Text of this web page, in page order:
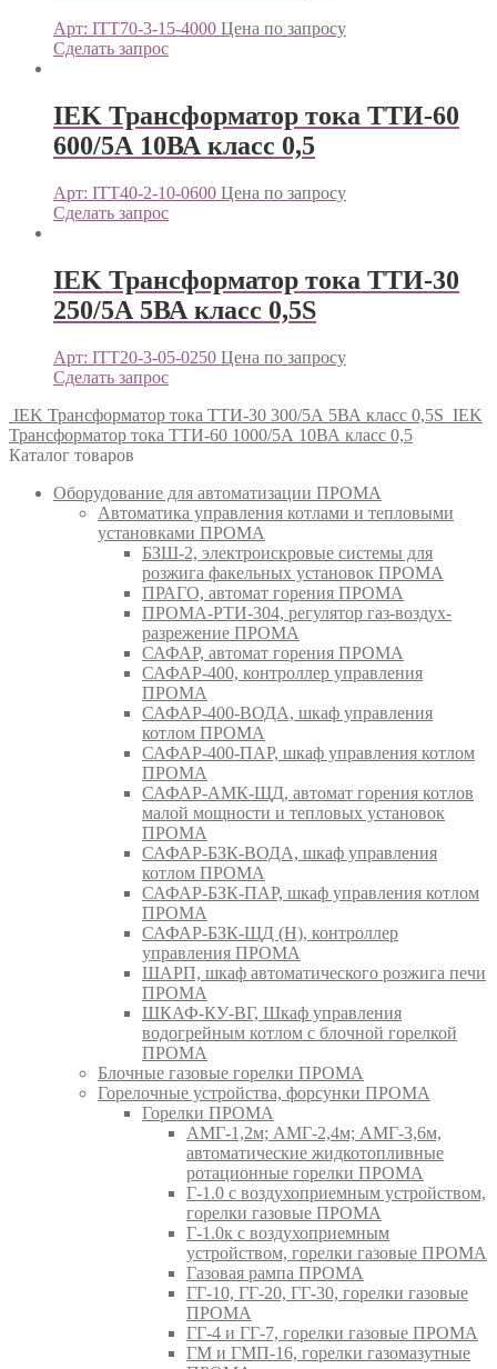
Арт: ITT70-3-15-4000 Цена по запросу
Сделать запрос
IEK Трансформатор тока ТТИ-60
600/5А 10ВА класс 0,5
Арт: ITT40-2-10-0600 Цена по запросу
Сделать запрос
IEK Трансформатор тока ТТИ-30
250/5А 5ВА класс 0,5S
Арт: ITT20-3-05-0250 Цена по запросу
Сделать запрос
IEK Трансформатор тока ТТИ-30 300/5А 5ВА класс 0,5S IEK
Трансформатор тока ТТИ-60 1000/5А 10ВА класс 0,5
Каталог товаров
Оборудование для автоматизации ПРОМА
Автоматика управления котлами и тепловыми
установками ПРОМА
БЗШ-2, электроискровые системы для
розжига факельных установок ПРОМА
ПРАГО, автомат горения ПРОМА
ПРОМА-РТИ-304, регулятор газ-воздух-
разрежение ПРОМА
САФАР, автомат горения ПРОМА
САФАР-400, контроллер управления
ПРОМА
САФАР-400-ВОДА, шкаф управления
котлом ПРОМА
САФАР-400-ПАР, шкаф управления котлом
ПРОМА
САФАР-АМК-ЩД, автомат горения котлов
малой мощности и тепловых установок
ПРОМА
САФАР-БЗК-ВОДА, шкаф управления
котлом ПРОМА
САФАР-БЗК-ПАР, шкаф управления котлом
ПРОМА
САФАР-БЗК-ЩД (Н), контроллер
управления ПРОМА
ШАРП, шкаф автоматического розжига печи
ПРОМА
ШКАФ-КУ-ВГ, Шкаф управления
водогрейным котлом с блочной горелкой
ПРОМА
Блочные газовые горелки ПРОМА
Горелочные устройства, форсунки ПРОМА
Горелки ПРОМА
АМГ-1,2м; АМГ-2,4м; АМГ-3,6м,
автоматические жидкотопливные
ротационные горелки ПРОМА
Г-1.0 с воздухоприемным устройством,
горелки газовые ПРОМА
Г-1.0к с воздухоприемным
устройством, горелки газовые ПРОМА
Газовая рампа ПРОМА
ГГ-10, ГГ-20, ГГ-30, горелки газовые
ПРОМА
ГГ-4 и ГГ-7, горелки газовые ПРОМА
ГМ и ГМП-16, горелки газомазутные